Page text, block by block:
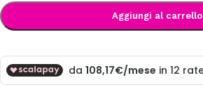
Aggiungi al carrello